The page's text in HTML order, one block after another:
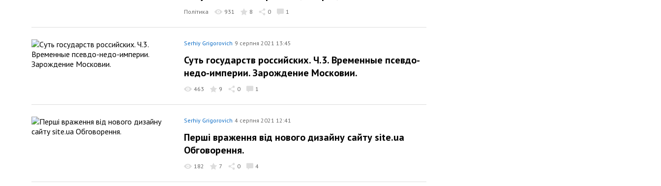
Політика 931 8 0 1
Serhiy Grigorovich 9 серпня 2021 13:45
Суть государств российских. Ч.3. Временные псевдо-
недо-империи. Зарождение Московии.
463 9 0 1
Serhiy Grigorovich 4 серпня 2021 12:41
Перші враження від нового дизайну сайту site.ua
Обговорення.
182 7 0 4